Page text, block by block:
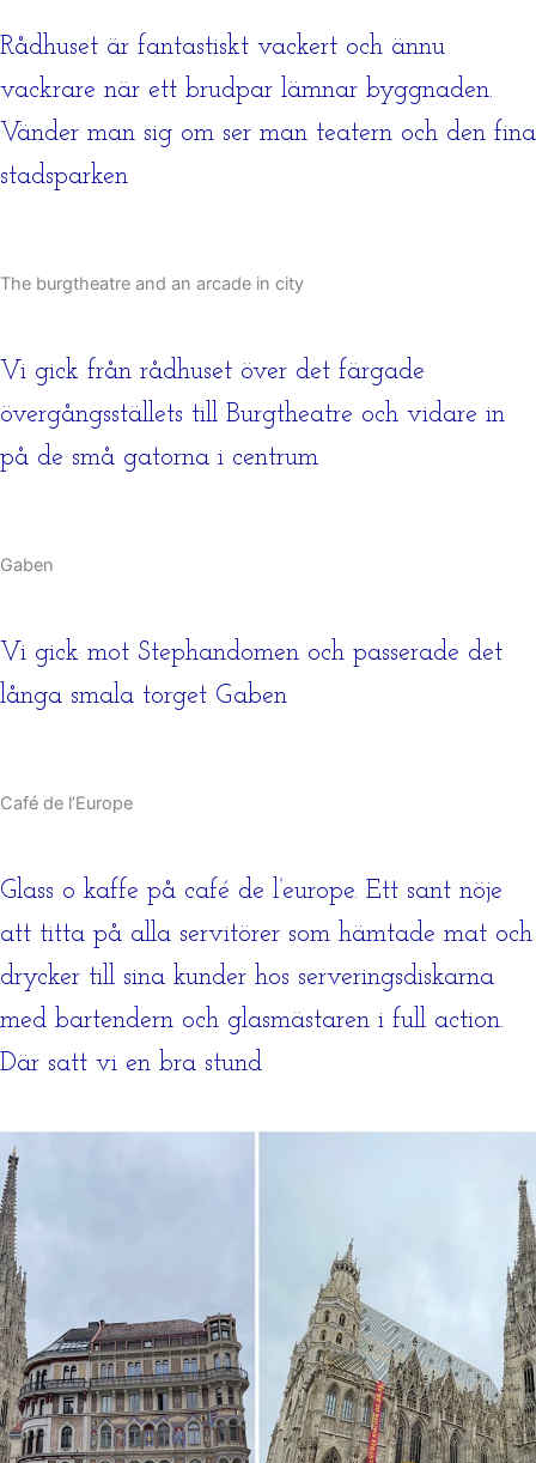
Rådhuset är fantastiskt vackert och ännu
vackrare när ett brudpar lämnar byggnaden.
Vänder man sig om ser man teatern och den fina
stadsparken
The burgtheatre and an arcade in city
Vi gick från rådhuset över det färgade
övergångsställets till Burgtheatre och vidare in
på de små gatorna i centrum
Gaben
Vi gick mot Stephandomen och passerade det
långa smala torget Gaben
Café de l’Europe
Glass o kaffe på café de l’europe. Ett sant nöje
att titta på alla servitörer som hämtade mat och
drycker till sina kunder hos serveringsdiskarna
med bartendern och glasmästaren i full action.
Där satt vi en bra stund